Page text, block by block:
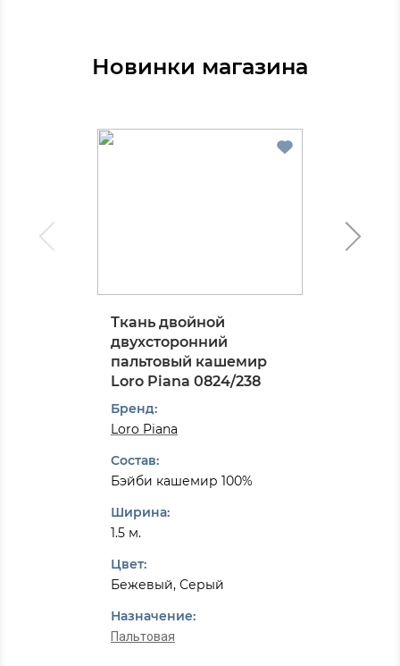
Новинки магазина
Ткань двойной
двухсторонний
пальтовый кашемир
Loro Piana 0824/238
Бренд:
Loro Piana
Состав:
Бэйби кашемир 100%
Ширина:
1.5 м.
Цвет:
Бежевый, Серый
Назначение:
Пальтовая